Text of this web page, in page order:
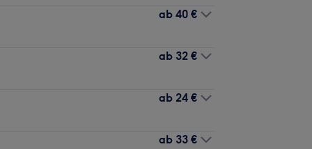
ab 40 €
ab 32 €
ab 24 €
ab 33 €